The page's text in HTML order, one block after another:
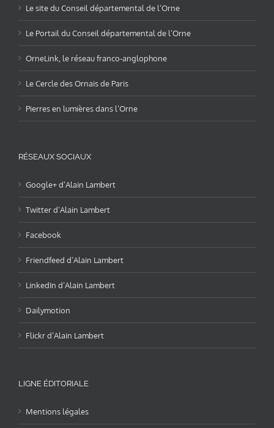
Le site du Conseil départemental de l’Orne
Le Portail du Conseil départemental de l’Orne
OrneLink, le réseau franco-anglophone
Le Cercle des Ornais de Paris
Pierres en lumières dans l’Orne
RÉSEAUX SOCIAUX
Google+ d’Alain Lambert
Twitter d’Alain Lambert
Facebook
Friendfeed d’Alain Lambert
LinkedIn d’Alain Lambert
Dailymotion
Flickr d’Alain Lambert
LIGNE ÉDITORIALE
Mentions légales